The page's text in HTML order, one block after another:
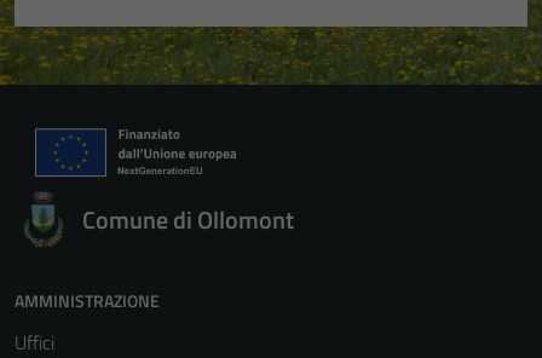
Comune di Ollomont
AMMINISTRAZIONE
Uffici